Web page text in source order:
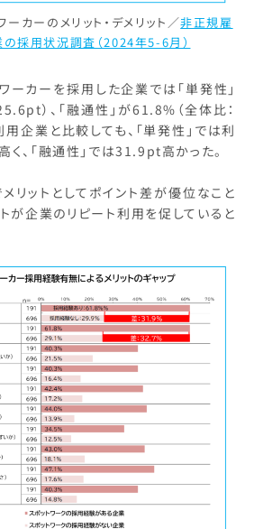
ーカーのメリット・デメリット／非正規雇
採用状況調査（2024年5-6月）
ーカーを採用した企業では「単発性」
）、「融通性」が61.8%（全体比：
企業と比較しても、「単発性」では利
、「融通性」では31.9pt高かった。
リットとしてポイント差が優位なこと
が企業のリピート利用を促していると